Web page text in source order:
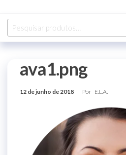
Pesquisar
por:
ava1.png
12 de junho de 2018 Por E.L.A.